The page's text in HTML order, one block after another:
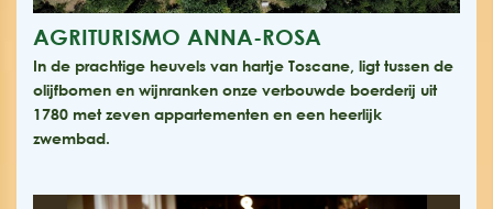
AGRITURISMO ANNA-ROSA
In de prachtige heuvels van hartje Toscane, ligt tussen de
olijfbomen en wijnranken onze verbouwde boerderij uit
1780 met zeven appartementen en een heerlijk
zwembad.